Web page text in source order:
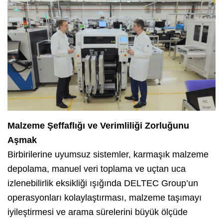
Malzeme Şeffaflığı ve Verimliliği Zorluğunu
Aşmak
Birbirilerine uyumsuz sistemler, karmaşık malzeme
depolama, manuel veri toplama ve uçtan uca
izlenebilirlik eksikliği ışığında DELTEC Group’un
operasyonları kolaylaştırması, malzeme taşımayı
iyileştirmesi ve arama sürelerini büyük ölçüde